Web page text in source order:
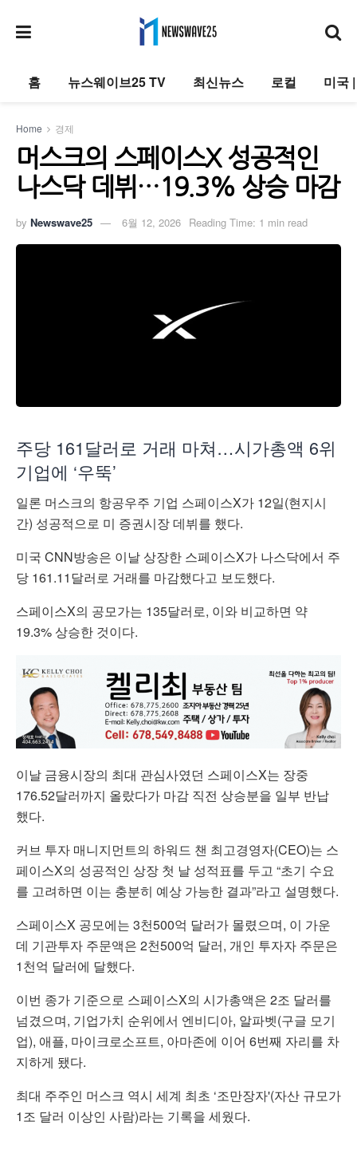
홈 뉴스웨이브25 TV 최신뉴스 로컬 미국
Home 경제
머스크의 스페이스X 성공적인
나스닥 데뷔…19.3% 상승 마감
by Newswave25 6월 12, 2026 Reading Time: 1 min read
주당 161달러로 거래 마쳐…시가총액 6위
기업에 ‘우뚝’
일론 머스크의 항공우주 기업 스페이스X가 12일(현지시
간) 성공적으로 미 증권시장 데뷔를 했다.
미국 CNN방송은 이날 상장한 스페이스X가 나스닥에서 주
당 161.11달러로 거래를 마감했다고 보도했다.
스페이스X의 공모가는 135달러로, 이와 비교하면 약
19.3% 상승한 것이다.
이날 금융시장의 최대 관심사였던 스페이스X는 장중
176.52달러까지 올랐다가 마감 직전 상승분을 일부 반납
했다.
커브 투자 매니지먼트의 하워드 챈 최고경영자(CEO)는 스
페이스X의 성공적인 상장 첫 날 성적표를 두고 “초기 수요
를 고려하면 이는 충분히 예상 가능한 결과”라고 설명했다.
스페이스X 공모에는 3천500억 달러가 몰렸으며, 이 가운
데 기관투자 주문액은 2천500억 달러, 개인 투자자 주문은
1천억 달러에 달했다.
이번 종가 기준으로 스페이스X의 시가총액은 2조 달러를
넘겼으며, 기업가치 순위에서 엔비디아, 알파벳(구글 모기
업), 애플, 마이크로소프트, 아마존에 이어 6번째 자리를 차
지하게 됐다.
최대 주주인 머스크 역시 세계 최초 ‘조만장자'(자산 규모가
1조 달러 이상인 사람)라는 기록을 세웠다.